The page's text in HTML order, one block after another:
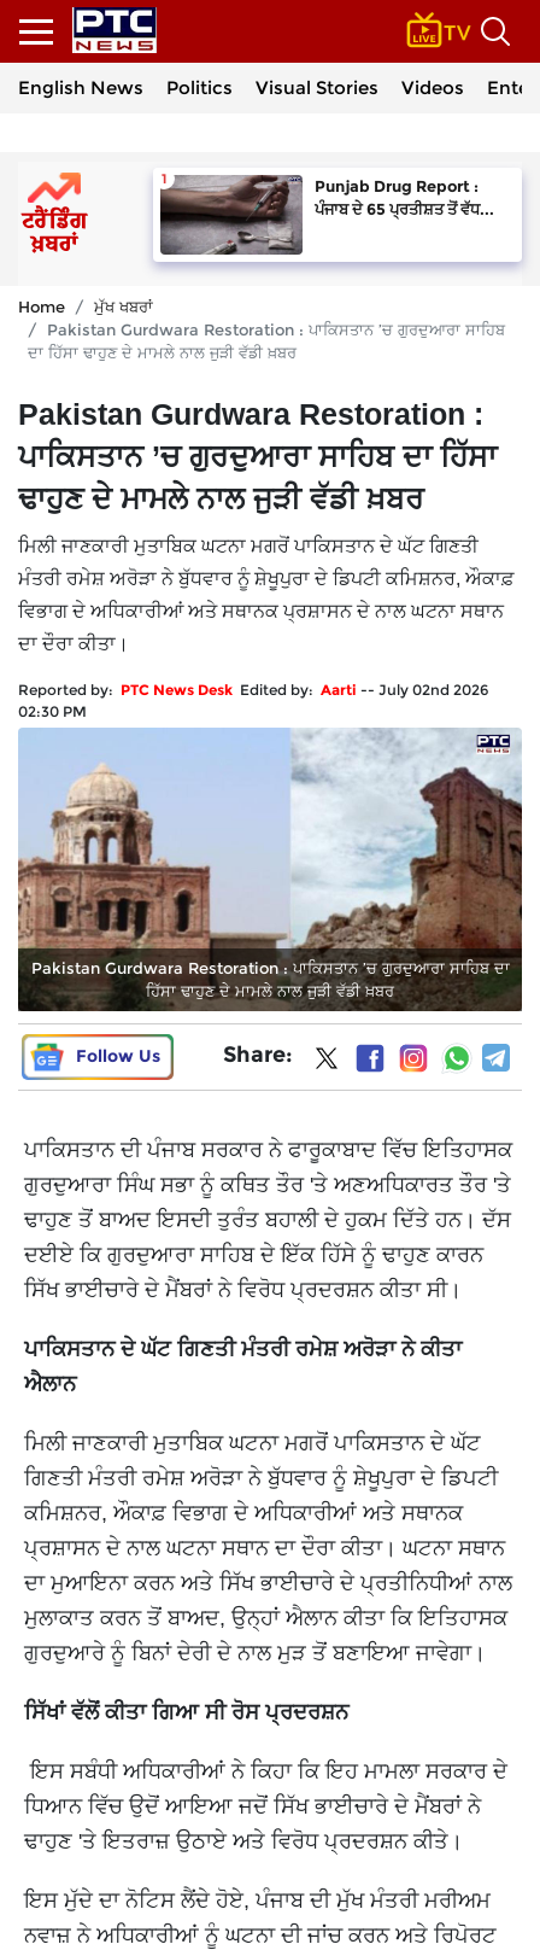
English News Politics Visual Stories Videos
Punjab Drug Report :
ਪੰਜਾਬ ਦੇ 65 ਪ੍ਰਤੀਸ਼ਤ ਤੋਂ ਵੱਧ...
Home
ਮੁੱਖ ਖਬਰਾਂ
Pakistan Gurdwara Restoration : ਪਾਕਿਸਤਾਨ ’ਚ ਗੁਰਦੁਆਰਾ ਸਾਹਿਬ
ਦਾ ਹਿੱਸਾ ਢਾਹੁਣ ਦੇ ਮਾਮਲੇ ਨਾਲ ਜੁੜੀ ਵੱਡੀ ਖ਼ਬਰ
Pakistan Gurdwara Restoration :
ਪਾਕਿਸਤਾਨ ’ਚ ਗੁਰਦੁਆਰਾ ਸਾਹਿਬ ਦਾ ਹਿੱਸਾ
ਢਾਹੁਣ ਦੇ ਮਾਮਲੇ ਨਾਲ ਜੁੜੀ ਵੱਡੀ ਖ਼ਬਰ
ਮਿਲੀ ਜਾਣਕਾਰੀ ਮੁਤਾਬਿਕ ਘਟਨਾ ਮਗਰੋਂ ਪਾਕਿਸਤਾਨ ਦੇ ਘੱਟ ਗਿਣਤੀ
ਮੰਤਰੀ ਰਮੇਸ਼ ਅਰੋੜਾ ਨੇ ਬੁੱਧਵਾਰ ਨੂੰ ਸ਼ੇਖੂਪੁਰਾ ਦੇ ਡਿਪਟੀ ਕਮਿਸ਼ਨਰ, ਔਕਾਫ਼
ਵਿਭਾਗ ਦੇ ਅਧਿਕਾਰੀਆਂ ਅਤੇ ਸਥਾਨਕ ਪ੍ਰਸ਼ਾਸਨ ਦੇ ਨਾਲ ਘਟਨਾ ਸਥਾਨ
ਦਾ ਦੌਰਾ ਕੀਤਾ।
Reported by: PTC News Desk Edited by: Aarti -- July 02nd 2026
02:30 PM
Pakistan Gurdwara Restoration : ਪਾਕਿਸਤਾਨ ’ਚ ਗੁਰਦੁਆਰਾ ਸਾਹਿਬ ਦਾ
ਹਿੱਸਾ ਢਾਹੁਣ ਦੇ ਮਾਮਲੇ ਨਾਲ ਜੁੜੀ ਵੱਡੀ ਖ਼ਬਰ
Follow Us Share:
ਪਾਕਿਸਤਾਨ ਦੀ ਪੰਜਾਬ ਸਰਕਾਰ ਨੇ ਫਾਰੂਕਾਬਾਦ ਵਿੱਚ ਇਤਿਹਾਸਕ
ਗੁਰਦੁਆਰਾ ਸਿੰਘ ਸਭਾ ਨੂੰ ਕਥਿਤ ਤੌਰ 'ਤੇ ਅਣਅਧਿਕਾਰਤ ਤੌਰ 'ਤੇ
ਢਾਹੁਣ ਤੋਂ ਬਾਅਦ ਇਸਦੀ ਤੁਰੰਤ ਬਹਾਲੀ ਦੇ ਹੁਕਮ ਦਿੱਤੇ ਹਨ। ਦੱਸ
ਦਈਏ ਕਿ ਗੁਰਦੁਆਰਾ ਸਾਹਿਬ ਦੇ ਇੱਕ ਹਿੱਸੇ ਨੂੰ ਢਾਹੁਣ ਕਾਰਨ
ਸਿੱਖ ਭਾਈਚਾਰੇ ਦੇ ਮੈਂਬਰਾਂ ਨੇ ਵਿਰੋਧ ਪ੍ਰਦਰਸ਼ਨ ਕੀਤਾ ਸੀ।
ਪਾਕਿਸਤਾਨ ਦੇ ਘੱਟ ਗਿਣਤੀ ਮੰਤਰੀ ਰਮੇਸ਼ ਅਰੋੜਾ ਨੇ ਕੀਤਾ
ਐਲਾਨ
ਮਿਲੀ ਜਾਣਕਾਰੀ ਮੁਤਾਬਿਕ ਘਟਨਾ ਮਗਰੋਂ ਪਾਕਿਸਤਾਨ ਦੇ ਘੱਟ
ਗਿਣਤੀ ਮੰਤਰੀ ਰਮੇਸ਼ ਅਰੋੜਾ ਨੇ ਬੁੱਧਵਾਰ ਨੂੰ ਸ਼ੇਖੂਪੁਰਾ ਦੇ ਡਿਪਟੀ
ਕਮਿਸ਼ਨਰ, ਔਕਾਫ਼ ਵਿਭਾਗ ਦੇ ਅਧਿਕਾਰੀਆਂ ਅਤੇ ਸਥਾਨਕ
ਪ੍ਰਸ਼ਾਸਨ ਦੇ ਨਾਲ ਘਟਨਾ ਸਥਾਨ ਦਾ ਦੌਰਾ ਕੀਤਾ। ਘਟਨਾ ਸਥਾਨ
ਦਾ ਮੁਆਇਨਾ ਕਰਨ ਅਤੇ ਸਿੱਖ ਭਾਈਚਾਰੇ ਦੇ ਪ੍ਰਤੀਨਿਧੀਆਂ ਨਾਲ
ਮੁਲਾਕਾਤ ਕਰਨ ਤੋਂ ਬਾਅਦ, ਉਨ੍ਹਾਂ ਐਲਾਨ ਕੀਤਾ ਕਿ ਇਤਿਹਾਸਕ
ਗੁਰਦੁਆਰੇ ਨੂੰ ਬਿਨਾਂ ਦੇਰੀ ਦੇ ਨਾਲ ਮੁੜ ਤੋਂ ਬਣਾਇਆ ਜਾਵੇਗਾ।
ਸਿੱਖਾਂ ਵੱਲੋਂ ਕੀਤਾ ਗਿਆ ਸੀ ਰੋਸ ਪ੍ਰਦਰਸ਼ਨ
ਇਸ ਸਬੰਧੀ ਅਧਿਕਾਰੀਆਂ ਨੇ ਕਿਹਾ ਕਿ ਇਹ ਮਾਮਲਾ ਸਰਕਾਰ ਦੇ
ਧਿਆਨ ਵਿੱਚ ਉਦੋਂ ਆਇਆ ਜਦੋਂ ਸਿੱਖ ਭਾਈਚਾਰੇ ਦੇ ਮੈਂਬਰਾਂ ਨੇ
ਢਾਹੁਣ 'ਤੇ ਇਤਰਾਜ਼ ਉਠਾਏ ਅਤੇ ਵਿਰੋਧ ਪ੍ਰਦਰਸ਼ਨ ਕੀਤੇ।
ਇਸ ਮੁੱਦੇ ਦਾ ਨੋਟਿਸ ਲੈਂਦੇ ਹੋਏ, ਪੰਜਾਬ ਦੀ ਮੁੱਖ ਮੰਤਰੀ ਮਰੀਅਮ
ਨਵਾਜ਼ ਨੇ ਅਧਿਕਾਰੀਆਂ ਨੂੰ ਘਟਨਾ ਦੀ ਜਾਂਚ ਕਰਨ ਅਤੇ ਰਿਪੋਰਟ